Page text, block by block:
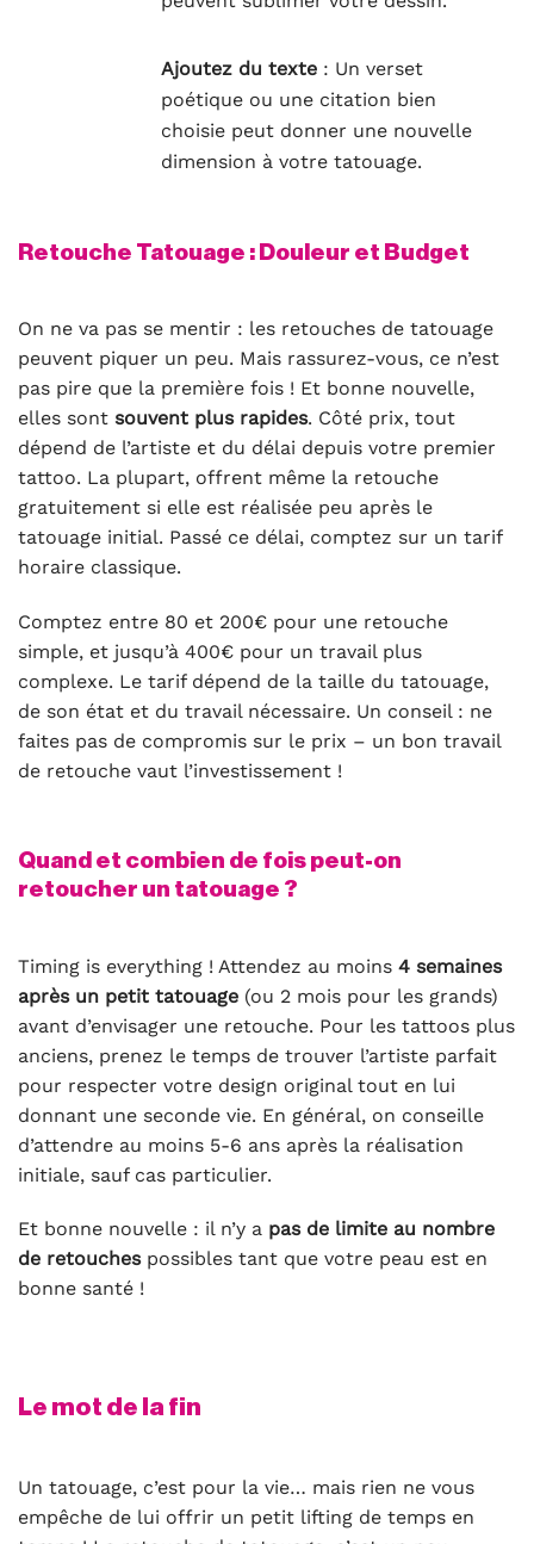
Ajoutez du texte : Un verset
poétique ou une citation bien
choisie peut donner une nouvelle
dimension à votre tatouage.
Retouche Tatouage : Douleur et Budget
On ne va pas se mentir : les retouches de tatouage
peuvent piquer un peu. Mais rassurez-vous, ce n’est
pas pire que la première fois ! Et bonne nouvelle,
elles sont souvent plus rapides. Côté prix, tout
dépend de l’artiste et du délai depuis votre premier
tattoo. La plupart, offrent même la retouche
gratuitement si elle est réalisée peu après le
tatouage initial. Passé ce délai, comptez sur un tarif
horaire classique.
Comptez entre 80 et 200€ pour une retouche
simple, et jusqu’à 400€ pour un travail plus
complexe. Le tarif dépend de la taille du tatouage,
de son état et du travail nécessaire. Un conseil : ne
faites pas de compromis sur le prix – un bon travail
de retouche vaut l’investissement !
Quand et combien de fois peut-on
retoucher un tatouage ?
Timing is everything ! Attendez au moins 4 semaines
après un petit tatouage (ou 2 mois pour les grands)
avant d’envisager une retouche. Pour les tattoos plus
anciens, prenez le temps de trouver l’artiste parfait
pour respecter votre design original tout en lui
donnant une seconde vie. En général, on conseille
d’attendre au moins 5-6 ans après la réalisation
initiale, sauf cas particulier.
Et bonne nouvelle : il n’y a pas de limite au nombre
de retouchespossibles tant que votre peau est en
bonne santé !
Le mot de la fin
Un tatouage, c’est pour la vie… mais rien ne vous
empêche de lui offrir un petit lifting de temps en